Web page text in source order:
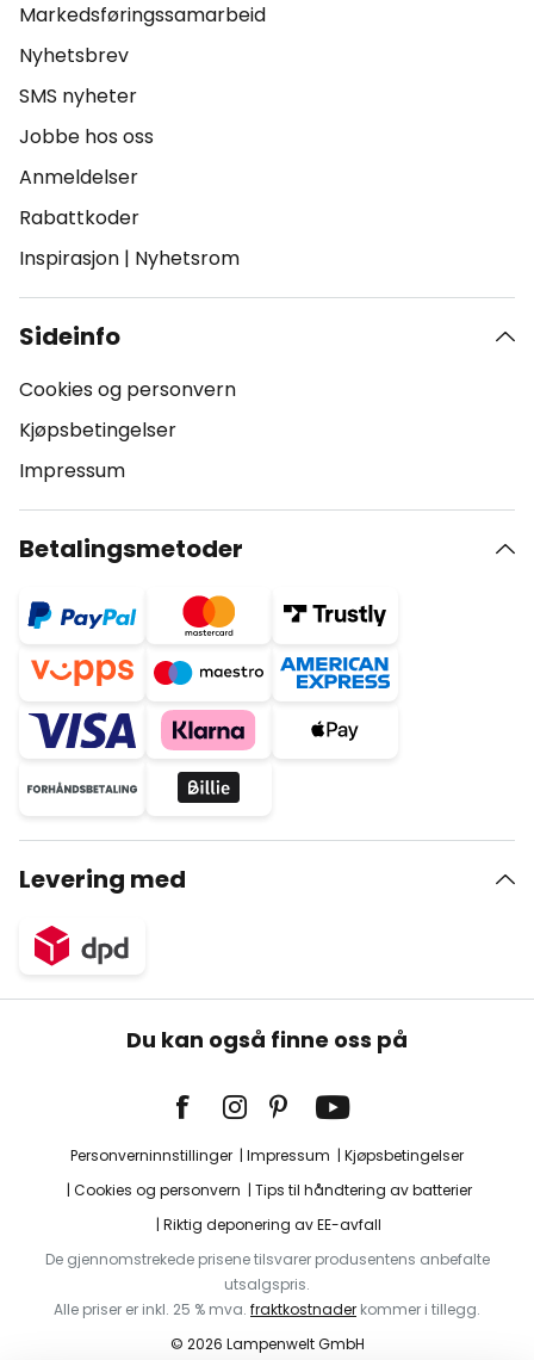
Markedsføringssamarbeid
Nyhetsbrev
SMS nyheter
Jobbe hos oss
Anmeldelser
Rabattkoder
Inspirasjon | Nyhetsrom
Sideinfo
Cookies og personvern
Kjøpsbetingelser
Impressum
Betalingsmetoder
Levering med
Du kan også finne oss på
Personverninnstillinger Impressum
Kjøpsbetingelser
Cookies og personvern
Tips til håndtering av batterier
Riktig deponering av EE-avfall
De gjennomstrekede prisene tilsvarer produsentens anbefalte
utsalgspris.
Alle priser er inkl. 25 % mva. fraktkostnader kommer i tillegg.
© 2026 Lampenwelt GmbH